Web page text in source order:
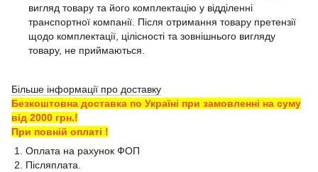
вигляд товару та його комплектацію у відділенні
транспортної компанії. Після отримання товару претензії
щодо комплектації, цілісності та зовнішнього вигляду
товару, не приймаються.
Більше інформації про доставку
Безкоштовна доставка по Україні при замовленні на суму
від 2000 грн.!
При повній оплаті !
1. Оплата на рахунок ФОП
2. Післяплата.